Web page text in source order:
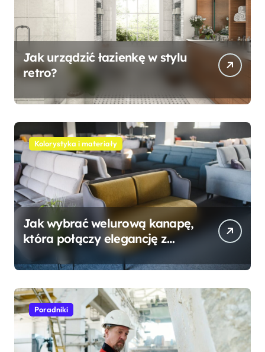
Jak urządzić łazienkę w stylu
retro?
Kolorystyka i materiały
Jak wybrać welurową kanapę,
która połączy elegancję z
wygodą?
Poradniki